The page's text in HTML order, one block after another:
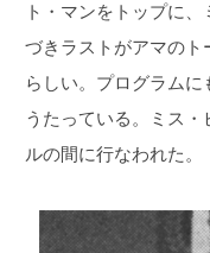
ト・マンをトップに
づきラストがアマの
らしい。プログラム
うたっている。ミス
ルの間に行なわれた。